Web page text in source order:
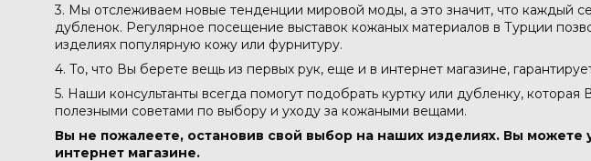
3. Мы отслеживаем новые тенденции мировой моды, а это значит, что каждый
дубленок. Регулярное посещение выставок кожаных материалов в Турции
изделиях популярную кожу или фурнитуру.
4. То, что Вы берете вещь из первых рук, еще и в интернет магазине,
5. Наши консультанты всегда помогут подобрать куртку или дубленку,
полезными советами по выбору и уходу за кожаными вещами.
Вы не пожалеете, остановив свой выбор на наших изделиях. Вы
интернет магазине.